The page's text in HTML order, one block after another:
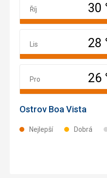
Ostrov Boa Vista
Nejlepší Dobrá
Říjen
Říj 30
Listopad
Lis 28
Prosinec
Pro 26